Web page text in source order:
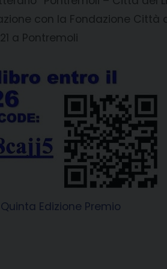
con la Fondazione Città
a Pontremoli
Edizione Premio